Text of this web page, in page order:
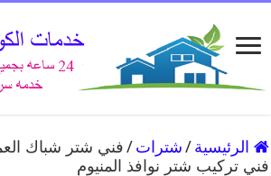
الرئيسية /شترات /
فني تركيب شتر نوافذ المنيوم